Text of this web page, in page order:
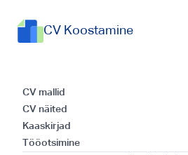
CV Koostamine
CV mallid
CV näited
Kaaskirjad
Tööotsimine
mallide